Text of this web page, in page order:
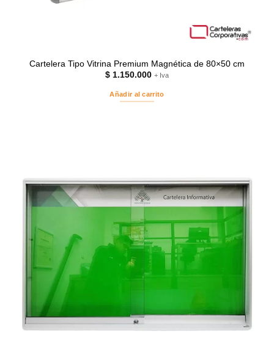
Cartelera Tipo Vitrina Premium Magnética de 80×50 cm
$ 1.150.000 + Iva
Añadir al carrito